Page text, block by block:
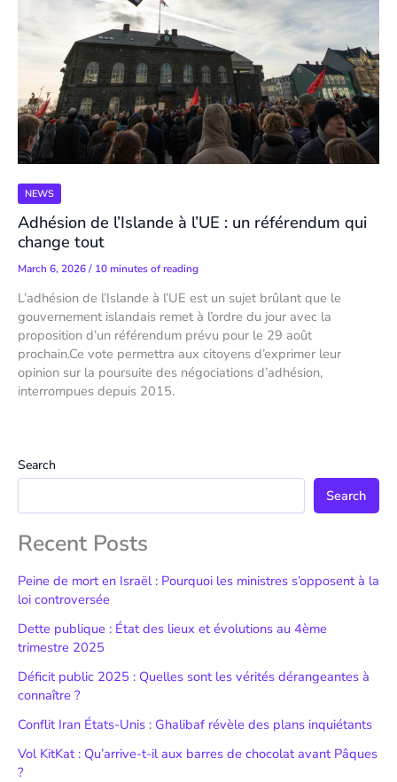
NEWS
Adhésion de l’Islande à l’UE : un référendum qui
change tout
March 6, 2026/ 10 minutes of reading
L’adhésion de l’Islande à l’UE est un sujet brûlant que le
gouvernement islandais remet à l’ordre du jour avec la
proposition d’un référendum prévu pour le 29 août
prochain.Ce vote permettra aux citoyens d’exprimer leur
opinion sur la poursuite des négociations d’adhésion,
interrompues depuis 2015.
Search
Search
Recent Posts
Peine de mort en Israël : Pourquoi les ministres s’opposent à la
loi controversée
Dette publique : État des lieux et évolutions au 4ème
trimestre 2025
Déficit public 2025 : Quelles sont les vérités dérangeantes à
connaître ?
Conflit Iran États-Unis : Ghalibaf révèle des plans inquiétants
Vol KitKat : Qu’arrive-t-il aux barres de chocolat avant Pâques
?